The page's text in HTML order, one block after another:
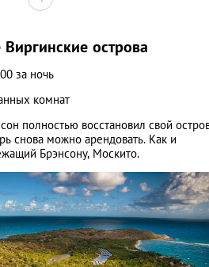
острова
за ночь
комнат
полностью восстановил свой
снова можно арендовать. Как и
Брэнсону, Москито.